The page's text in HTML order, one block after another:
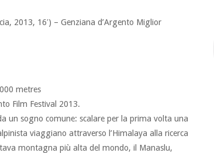
2013, 16′) – Genziana d’Argento Miglior
metres
Film Festival 2013.
un sogno comune: scalare per la prima volta una
viaggiano attraverso l’Himalaya alla ricerca
montagna più alta del mondo, il Manaslu,